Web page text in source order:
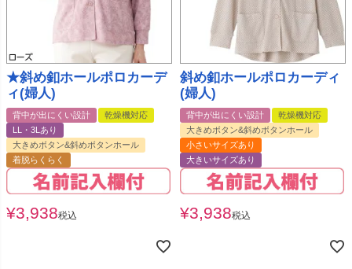
★斜め釦ホールポロカーデ
ィ(婦人)
背中が出にくい設計
乾燥機対応
LL・3Lあり
大きめボタン&斜めボタンホール
着脱らくらく
¥3,938税込
斜め釦ホールポロカーディ
(婦人)
背中が出にくい設計
乾燥機対応
大きめボタン&斜めボタンホール
小さいサイズあり
大きいサイズあり
¥3,938税込